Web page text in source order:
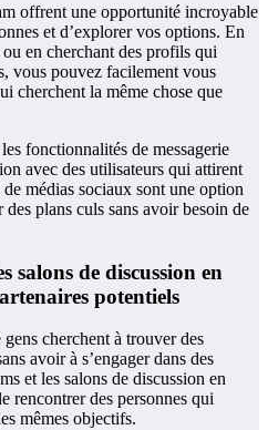
offrent une opportunité incroyable
et d’explorer vos options. En
en cherchant des profils qui
vous pouvez facilement vous
cherchent la même chose que
fonctionnalités de messagerie
avec des utilisateurs qui attirent
médias sociaux sont une option
plans culs sans avoir besoin de
salons de discussion en
potentiels
cherchent à trouver des
avoir à s’engager dans des
et les salons de discussion en
rencontrer des personnes qui
mêmes objectifs.